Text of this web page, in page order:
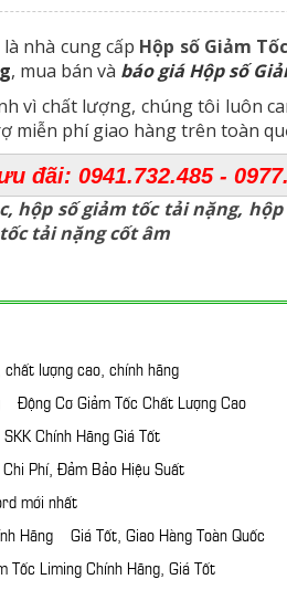
nhà cung cấp Hộp số Giảm
, mua bán và báo giá Hộp số
vì chất lượng, chúng tôi luôn
phí giao hàng trên toàn
đãi: 0941.732.485 -
, hộp số giảm tốc tải nặng,
tải nặng cốt âm
lượng cao, chính hãng
Động Cơ Giảm Tốc Chất Lượng Cao
Chính Hãng Giá Tốt
Phí, Đảm Bảo Hiệu Suất
mới nhất
Hãng – Giá Tốt, Giao Hàng Toàn Quốc
Tốc Liming Chính Hãng, Giá Tốt